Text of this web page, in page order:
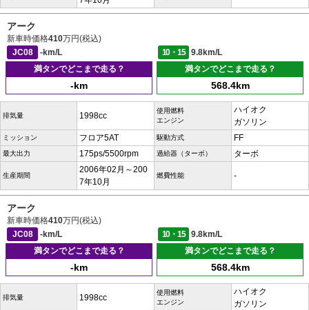
アーク
新車時価格410万円(税込)
JC08
-km/L 10・15
9.8km/L
満タンでどこまで走る？
-km
満タンでどこまで走る？
568.4km
排気量 1998cc
使用燃料
エンジン
ハイオク
ガソリン
ミッション フロア5AT 駆動方式 FF
最大出力 175ps/5500rpm 過給器（ターボ） ターボ
生産期間
2006年02月～200
7年10月
燃費性能 -
アーク
新車時価格410万円(税込)
JC08
-km/L 10・15
9.8km/L
満タンでどこまで走る？
-km
満タンでどこまで走る？
568.4km
排気量 1998cc
使用燃料
エンジン
ハイオク
ガソリン